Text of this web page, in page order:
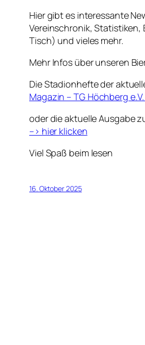
Hier gibt es interessante
Vereinschronik, Statistiken,
Tisch) und vieles mehr.
Mehr Infos über unseren
Die Stadionhefte der
Magazin – TG Höchberg
oder die aktuelle Ausgabe
–> hier klicken
Viel Spaß beim lesen
16. Oktober 2025